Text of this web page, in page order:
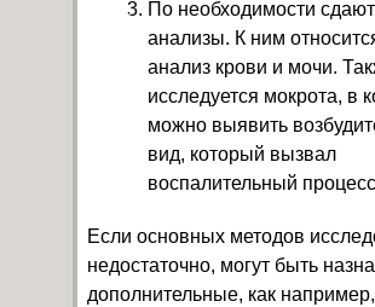
По необходимости
анализы. К ним
анализ крови и мочи.
исследуется мокрота, в
можно выявить
вид, который вызвал
воспалительный
Если основных методов
недостаточно, могут быть
дополнительные, как